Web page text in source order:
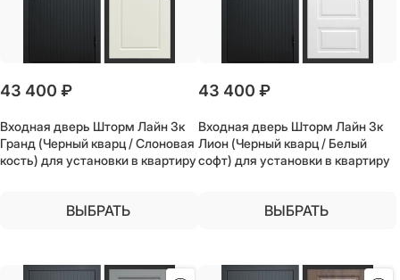
43 400 ₽
Входная дверь Шторм Лайн 3к
Гранд (Черный кварц / Слоновая
кость) для установки в квартиру
ВЫБРАТЬ
43 400 ₽
Входная дверь Шторм Лайн 3к
Лион (Черный кварц / Белый
софт) для установки в квартиру
ВЫБРАТЬ